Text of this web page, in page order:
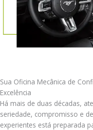
Sua Oficina Mecânica de
Excelência
Há mais de duas décadas,
seriedade, compromisso e
experientes está preparada